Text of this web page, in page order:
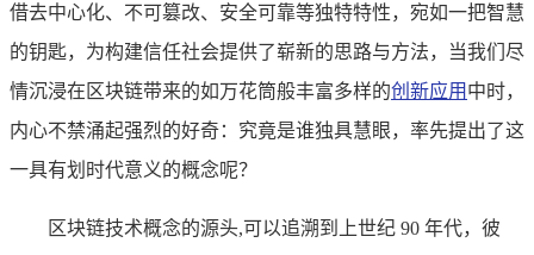
借去中心化、不可篡改、安全可靠等独特特性，宛如一把智慧
的钥匙，为构建信任社会提供了崭新的思路与方法，当我们尽
情沉浸在区块链带来的如万花筒般丰富多样的创新应用 中时，
内心不禁涌起强烈的好奇：究竟是谁独具慧眼，率先提出了这
一具有划时代意义的概念呢？
区块链技术概念的源头,可以追溯到上世纪 90 年代，彼